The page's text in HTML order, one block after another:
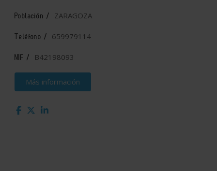
Población / ZARAGOZA
Teléfono / 659979114
NIF / B42198093
Más información